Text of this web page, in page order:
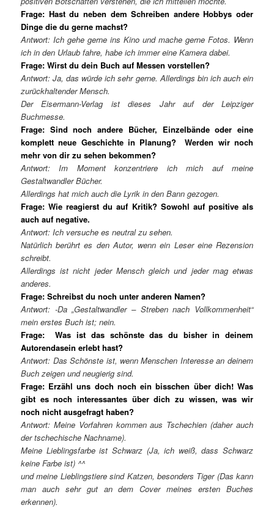
Frage: Hast du neben dem Schreiben andere Hobbys oder
Dinge die du gerne machst?
Antwort: Ich gehe gerne ins Kino und mache gerne Fotos. Wenn
ich in den Urlaub fahre, habe ich immer eine Kamera dabei.
Frage: Wirst du dein Buch auf Messen vorstellen?
Antwort: Ja, das würde ich sehr gerne. Allerdings bin ich auch ein
zurückhaltender Mensch.
Der Eisermann-Verlag ist dieses Jahr auf der Leipziger
Buchmesse.
Frage: Sind noch andere Bücher, Einzelbände oder eine
komplett neue Geschichte in Planung? Werden wir noch
mehr von dir zu sehen bekommen?
Antwort: Im Moment konzentriere ich mich auf meine
Gestaltwandler Bücher.
Allerdings hat mich auch die Lyrik in den Bann gezogen.
Frage: Wie reagierst du auf Kritik? Sowohl auf positive als
auch auf negative.
Antwort: Ich versuche es neutral zu sehen.
Natürlich berührt es den Autor, wenn ein Leser eine Rezension
schreibt.
Allerdings ist nicht jeder Mensch gleich und jeder mag etwas
anderes.
Frage: Schreibst du noch unter anderen Namen?
Antwort: -Da„Gestaltwandler–Streben nach Vollkommenheit“
mein erstes Buch ist; nein.
Frage: Was ist das schönste das du bisher in deinem
Autorendasein erlebt hast?
Antwort: Das Schönste ist, wenn Menschen Interesse an deinem
Buch zeigen und neugierig sind.
Frage: Erzähl uns doch noch ein bisschen über dich! Was
gibt es noch interessantes über dich zu wissen, was wir
noch nicht ausgefragt haben?
Antwort: Meine Vorfahren kommen aus Tschechien (daher auch
der tschechische Nachname).
Meine Lieblingsfarbe ist Schwarz (Ja, ich weiß, dass Schwarz
keine Farbe ist) ^^
und meine Lieblingstiere sind Katzen, besonders Tiger (Das kann
man auch sehr gut an dem Cover meines ersten Buches
erkennen).